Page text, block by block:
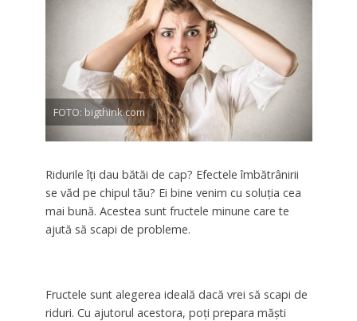
FOTO: bigthink.com
Ridurile îţi dau bătăi de cap? Efectele îmbătrânirii
se văd pe chipul tău? Ei bine venim cu soluţia cea
mai bună. Acestea sunt fructele minune care te
ajută să scapi de probleme.
Fructele sunt alegerea ideală dacă vrei să scapi de
riduri. Cu ajutorul acestora, poţi prepara măşti